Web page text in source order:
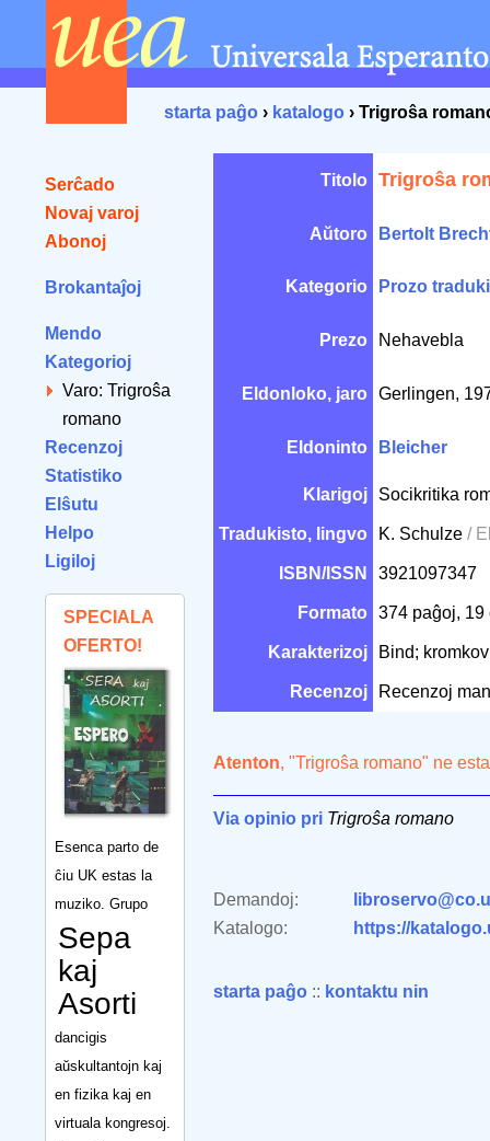
starta paĝo › katalogo › Trigroŝa
Serĉado
Novaj varoj
Abonoj
Brokantaĵoj
Mendo
Kategorioj
Varo: Trigroŝa
romano
Recenzoj
Statistiko
Elŝutu
Helpo
Ligiloj
SPECIALA
OFERTO!
Esenca parto de
ĉiu UK estas la
muziko. Grupo
Sepa
kaj
Asorti
dancigis
aŭskultantojn kaj
en fizika kaj en
virtuala kongresoj.
Titolo Trigroŝa
Aŭtoro Bertolt
Kategorio Prozo
Prezo Nehavebla
Eldonloko, jaro Gerlingen,
Eldoninto Bleicher
Klarigoj Socikritika
Tradukisto, lingvo K. Schulze /
ISBN/ISSN 3921097347
Formato 374 paĝoj,
Karakterizoj Bind;
Recenzoj Recenzoj
Atenton, "Trigroŝa romano" ne
Via opinio pri Trigroŝa romano
Demandoj:
Katalogo:
https://
starta paĝo :: kontaktu nin